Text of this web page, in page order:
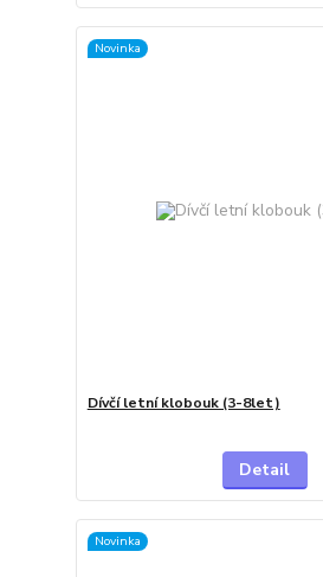
Novinka
Dívčí letní klobouk (3-8let)
Detail
Novinka